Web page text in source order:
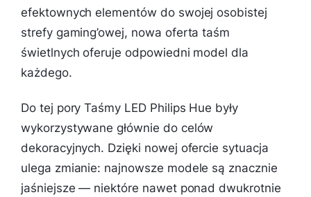
efektownych elementów do swojej osobistej
strefy gaming’owej, nowa oferta taśm
świetlnych oferuje odpowiedni model dla
każdego.
Do tej pory Taśmy LED Philips Hue były
wykorzystywane głównie do celów
dekoracyjnych. Dzięki nowej ofercie sytuacja
ulega zmianie: najnowsze modele są znacznie
jaśniejsze — niektóre nawet ponad dwukrotnie